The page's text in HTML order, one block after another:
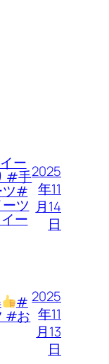
#手
ツ#
ツ
ー
2025
年11
月14
日
#
#お
2025
年11
月13
日